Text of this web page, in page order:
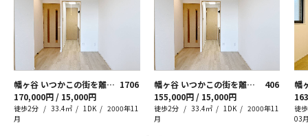
幡ヶ谷 いつかこの街を離れても 1706
170,000円 / 15,000円
徒歩2分 33.4㎡ 1DK
2000年11
月
幡ヶ谷 いつかこの街を離れても
406
155,000円 / 15,000円
徒歩2分 33.4㎡ 1DK
2000年11
月
幡
徒
03